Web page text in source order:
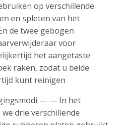
op verschillende
en spleten van het
de twee gebogen
voor
het aangetaste
raken, zodat u beide
kunt reinigen
— — In het
drie verschillende